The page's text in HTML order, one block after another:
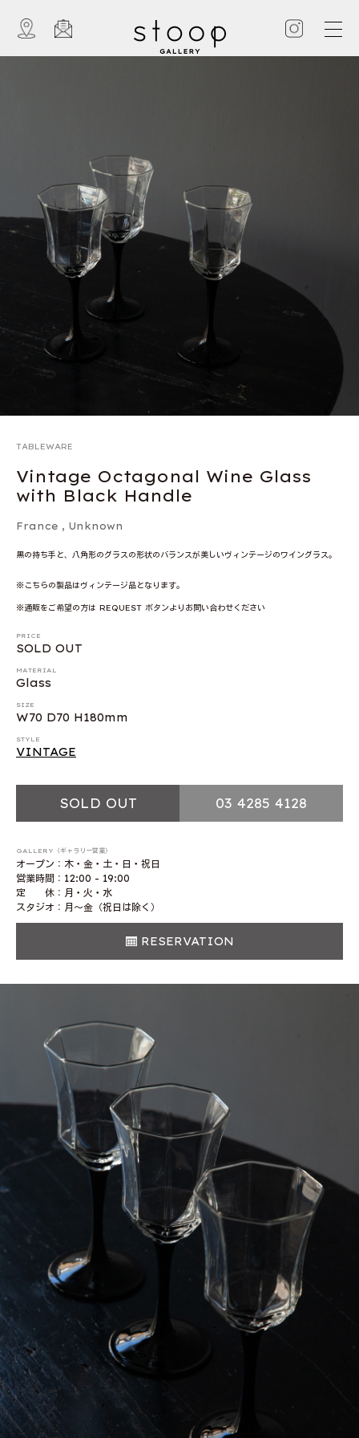
TABLEWARE
Vintage Octagonal Wine Glass
with Black Handle
France , Unknown
黒の持ち手と、八角形のグラスの形状のバランスが美しいヴィンテージのワイングラス。
※こちらの製品はヴィンテージ品となります。
※通販をご希望の方は REQUEST ボタンよりお問い合わせください
PRICE
SOLD OUT
MATERIAL
Glass
SIZE
W70 D70 H180mm
STYLE
VINTAGE
SOLD OUT 03 4285 4128
GALLERY（ギャラリー営業）
オープン：木・金・土・日・祝日
営業時間：12:00 - 19:00
定 休：月・火・水
スタジオ：月〜金（祝日は除く）
RESERVATION